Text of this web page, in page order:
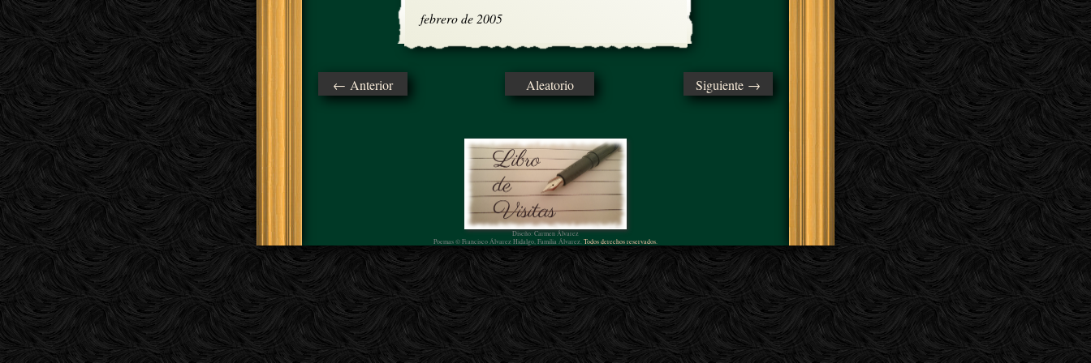
febrero de 2005
← Anterior Aleatorio Siguiente →
Diseño: Carmen Álvarez
Poemas © Francisco Álvarez Hidalgo, Familia Álvarez. Todos derechos reservados.